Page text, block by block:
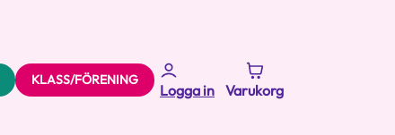
KLASS/FÖRENING
Logga in Varukorg